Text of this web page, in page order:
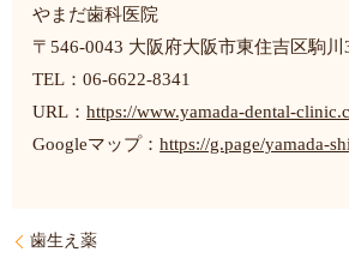
やまだ歯科医院
〒546-0043 大阪府大阪市東住吉区駒川
TEL：06-6622-8341
URL：https://www.yamada-dental-
Googleマップ：https://g.page/yamada-
歯生え薬